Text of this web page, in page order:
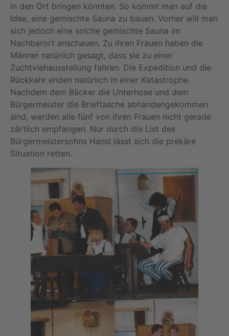
in den Ort bringen könnten. So kommt man auf die
Idee, eine gemischte Sauna zu bauen. Vorher will man
sich jedoch eine solche gemischte Sauna im
Nachbarort anschauen. Zu ihren Frauen haben die
Männer natürlich gesagt, dass sie zu einer
Zuchtviehausstellung fahren. Die Expedition und die
Rückkehr enden natürlich in einer Katastrophe.
Nachdem dem Bäcker die Unterhose und dem
Bürgermeister die Brieftasche abhandengekommen
sind, werden alle fünf von ihren Frauen nicht gerade
zärtlich empfangen. Nur durch die List des
Bürgermeistersohns Hansl lässt sich die prekäre
Situation retten.